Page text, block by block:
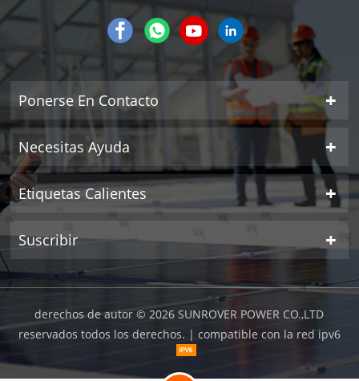
Ponerse En Contacto
Necesitas Ayuda
Etiquetas Calientes
Suscribir
derechos de autor © 2026 SUNROVER POWER CO.,LTD
reservados todos los derechos. | compatible con la red ipv6